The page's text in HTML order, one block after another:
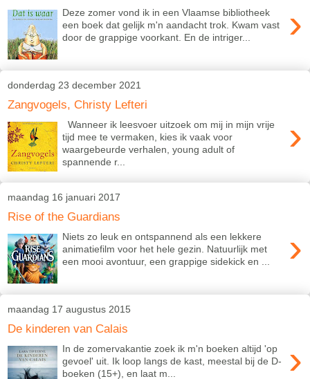
›
Deze zomer vond ik in een Vlaamse bibliotheek
een boek dat gelijk m'n aandacht trok. Kwam vast
door de grappige voorkant. En de intriger...
donderdag 23 december 2021
Zangvogels, Christy Lefteri
›
Wanneer ik leesvoer uitzoek om mij in mijn vrije
tijd mee te vermaken, kies ik vaak voor
waargebeurde verhalen, young adult of
spannende r...
maandag 16 januari 2017
Rise of the Guardians
›
Niets zo leuk en ontspannend als een lekkere
animatiefilm voor het hele gezin. Natuurlijk met
een mooi avontuur, een grappige sidekick en ...
maandag 17 augustus 2015
De kinderen van Calais
›
In de zomervakantie zoek ik m'n boeken altijd 'op
gevoel' uit. Ik loop langs de kast, meestal bij de D-
boeken (15+), en laat m...